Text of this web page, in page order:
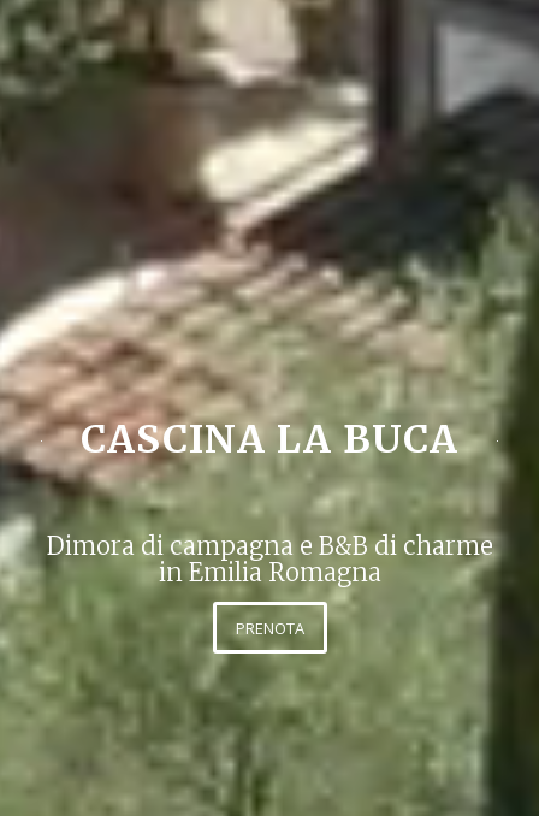
CASCINA LA BUCA
Dimora di campagna e B&B di charme
in Emilia Romagna
PRENOTA